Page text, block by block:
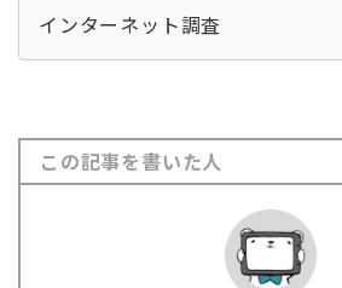
インターネット調査
この記事を書いた人